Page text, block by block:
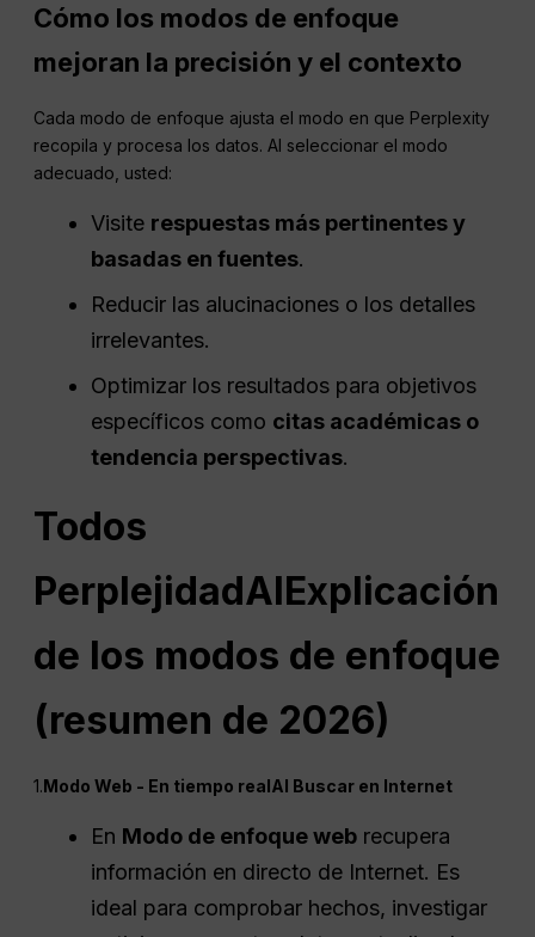
Cómo los modos de enfoque
mejoran la precisión y el contexto
Cada modo de enfoque ajusta el modo en que Perplexity
recopila y procesa los datos. Al seleccionar el modo
adecuado, usted:
Visite respuestas más pertinentes y
basadas en fuentes.
Reducir las alucinaciones o los detalles
irrelevantes.
Optimizar los resultados para objetivos
específicos como citas académicas o
tendencia perspectivas.
Todos
PerplejidadAIExplicación
de los modos de enfoque
(resumen de 2026)
1.Modo Web - En tiempo realAI Buscar en Internet
En Modo de enfoque web recupera
información en directo de Internet. Es
ideal para comprobar hechos, investigar